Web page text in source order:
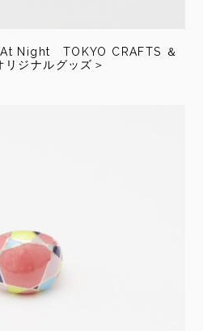
At Night TOKYO CRAFTS ＆
リジナルグッズ＞